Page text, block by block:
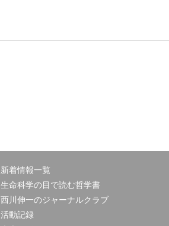
新着情報一覧
生命科学の目で読む哲学書
西川伸一のジャーナルクラブ
活動記録